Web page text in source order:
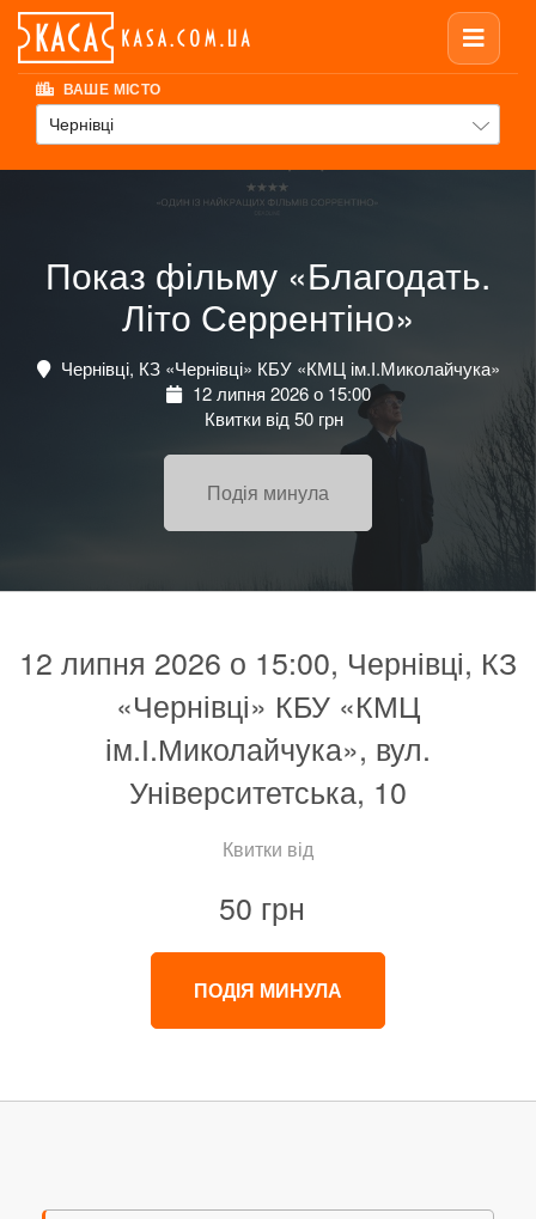
ВАШЕ МІСТО
Чернівці
Показ фільму «Благодать.
Літо Серрентіно»
Чернівці, КЗ «Чернівці» КБУ «КМЦ ім.І.Миколайчука»
12 липня 2026 о 15:00
Квитки від 50 грн
Подія минула
12 липня 2026 о 15:00, Чернівці, КЗ
«Чернівці» КБУ «КМЦ
ім.І.Миколайчука», вул.
Університетська, 10
Квитки від
50 грн
ПОДІЯ МИНУЛА